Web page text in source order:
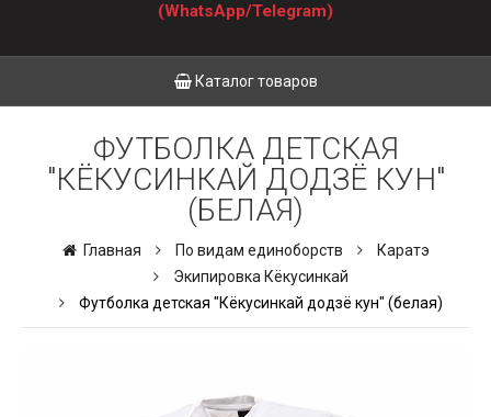
(WhatsApp/Telegram)
Каталог товаров
ФУТБОЛКА ДЕТСКАЯ
"КЁКУСИНКАЙ ДОДЗЁ КУН"
(БЕЛАЯ)
Главная По видам единоборств
Каратэ
Экипировка Кёкусинкай
Футболка детская "Кёкусинкай додзё кун" (белая)